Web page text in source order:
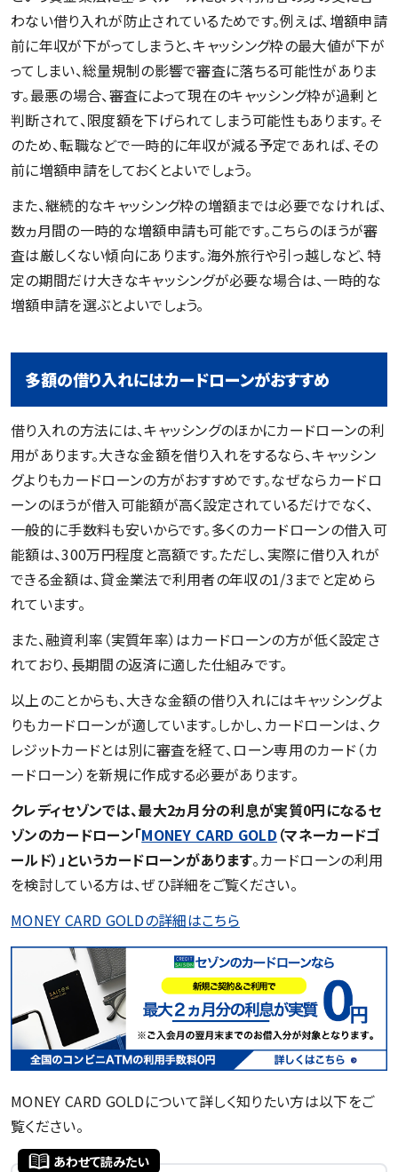
わない借り入れが防止されているためです。例えば、増額申請
前に年収が下がってしまうと、キャッシング枠の最大値が下が
ってしまい、総量規制の影響で審査に落ちる可能性がありま
す。最悪の場合、審査によって現在のキャッシング枠が過剰と
判断されて、限度額を下げられてしまう可能性もあります。そ
のため、転職などで一時的に年収が減る予定であれば、その
前に増額申請をしておくとよいでしょう。
また、継続的なキャッシング枠の増額までは必要でなければ、
数ヵ月間の一時的な増額申請も可能です。こちらのほうが審
査は厳しくない傾向にあります。海外旅行や引っ越しなど、特
定の期間だけ大きなキャッシングが必要な場合は、一時的な
増額申請を選ぶとよいでしょう。
多額の借り入れにはカードローンがおすすめ
借り入れの方法には、キャッシングのほかにカードローンの利
用があります。大きな金額を借り入れをするなら、キャッシン
グよりもカードローンの方がおすすめです。なぜならカードロ
ーンのほうが借入可能額が高く設定されているだけでなく、
一般的に手数料も安いからです。多くのカードローンの借入可
能額は、300万円程度と高額です。ただし、実際に借り入れが
できる金額は、貸金業法で利用者の年収の1/3までと定めら
れています。
また、融資利率（実質年率）はカードローンの方が低く設定さ
れており、長期間の返済に適した仕組みです。
以上のことからも、大きな金額の借り入れにはキャッシングよ
りもカードローンが適しています。しかし、カードローンは、ク
レジットカードとは別に審査を経て、ローン専用のカード（カ
ードローン）を新規に作成する必要があります。
クレディセゾンでは、最大2ヵ月分の利息が実質0円になるセ
ゾンのカードローン「MONEY CARD GOLD （マネーカードゴ
ールド）」というカードローンがあります。カードローンの利用
を検討している方は、ぜひ詳細をご覧ください。
MONEY CARD GOLDの詳細はこちら
MONEY CARD GOLDについて詳しく知りたい方は以下をご
覧ください。
あわせて読みたい